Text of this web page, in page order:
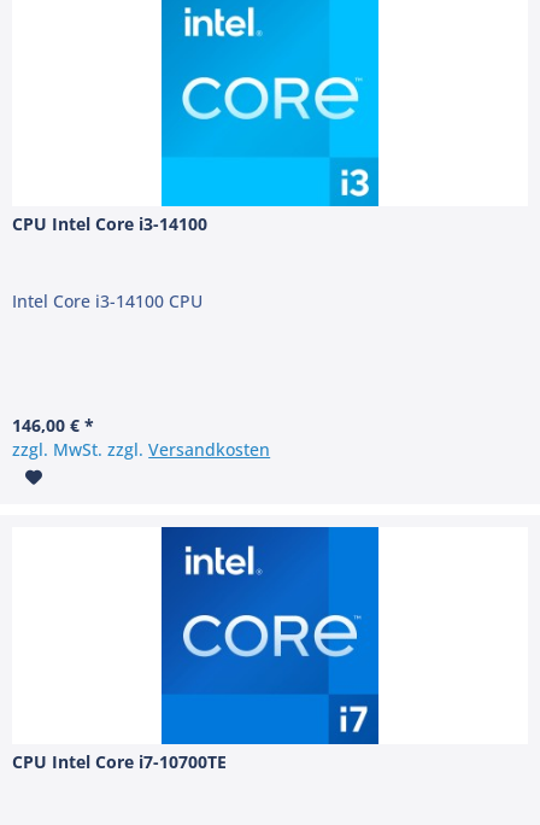
CPU Intel Core i3-14100
Intel Core i3-14100 CPU
146,00 € *
zzgl. MwSt. zzgl.Versandkosten
CPU Intel Core i7-10700TE